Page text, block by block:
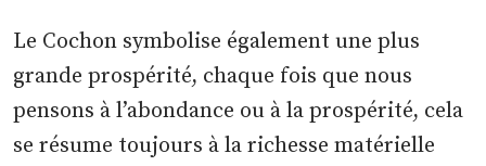
Le Cochon symbolise également une plus
grande prospérité, chaque fois que nous
pensons à l’abondance ou à la prospérité, cela
se résume toujours à la richesse matérielle